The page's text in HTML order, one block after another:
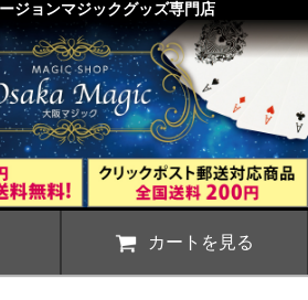
ジョンマジックグッズ専門店
カートを見る